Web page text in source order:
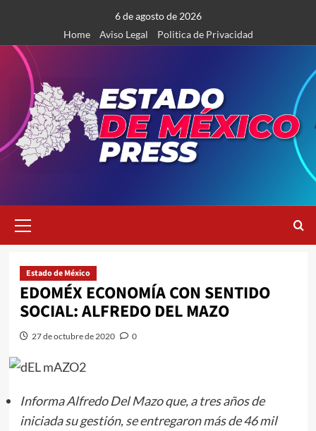
contenido
6 de agosto de 2026
Home
Aviso Legal Politica de Privacidad
primario
Estado de México
EDOMÉX ECONOMÍA CON SENTIDO
SOCIAL: ALFREDO DEL MAZO
27 de octubre de 2020 0
Informa Alfredo Del Mazo que, a tres años de
iniciada su gestión, se entregaron más de 46 mil